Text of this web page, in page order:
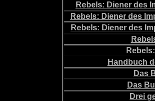
Rebels: Diener des
Rebels: Diener des
Rebels: Diener des
Handbuch
Das
Das
Drei